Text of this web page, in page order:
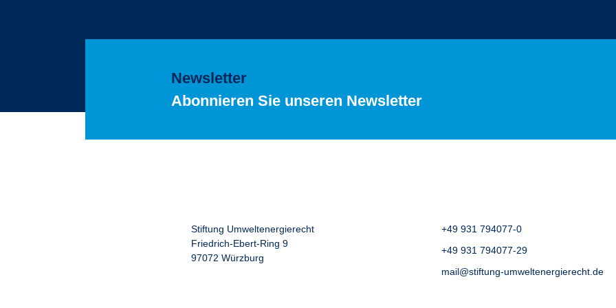
Newsletter
Abonnieren Sie unseren Newsletter
Stiftung Umweltenergierecht
Friedrich-Ebert-Ring 9
97072 Würzburg
+49 931 794077-0
+49 931 794077-29
mail@stiftung-umweltenergierecht.de